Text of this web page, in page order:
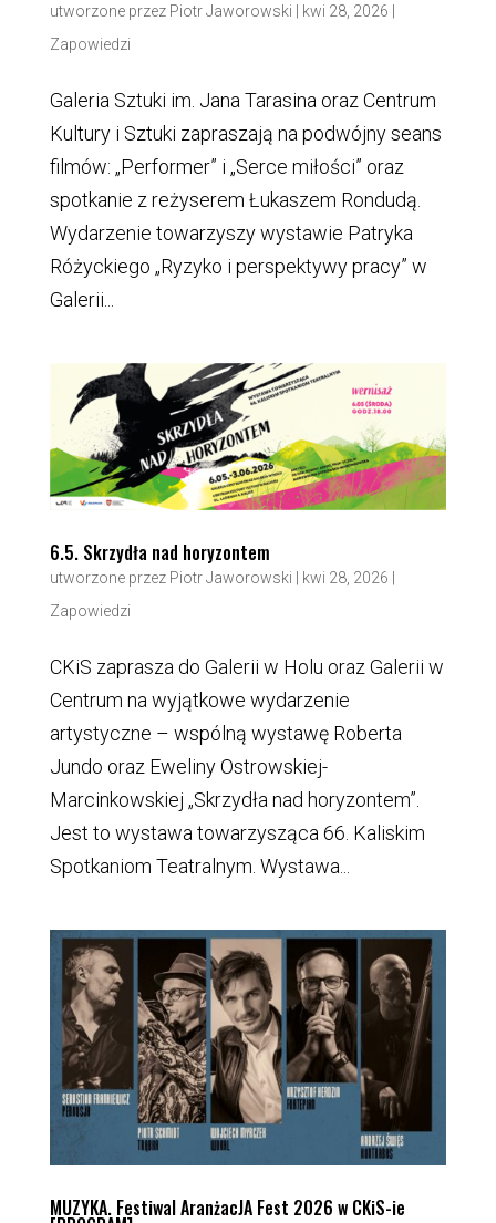
utworzone przez Piotr Jaworowski kwi 28, 2026
Zapowiedzi
Galeria Sztuki im. Jana Tarasina oraz Centrum
Kultury i Sztuki zapraszają na podwójny seans
filmów: „Performer” i „Serce miłości” oraz
spotkanie z reżyserem Łukaszem Rondudą.
Wydarzenie towarzyszy wystawie Patryka
Różyckiego „Ryzyko i perspektywy pracy” w
Galerii...
6.5. Skrzydła nad horyzontem
utworzone przez Piotr Jaworowski kwi 28, 2026
Zapowiedzi
CKiS zaprasza do Galerii w Holu oraz Galerii w
Centrum na wyjątkowe wydarzenie
artystyczne – wspólną wystawę Roberta
Jundo oraz Eweliny Ostrowskiej-
Marcinkowskiej „Skrzydła nad horyzontem”.
Jest to wystawa towarzysząca 66. Kaliskim
Spotkaniom Teatralnym. Wystawa...
MUZYKA. Festiwal AranżacJA Fest 2026 w CKiS-ie